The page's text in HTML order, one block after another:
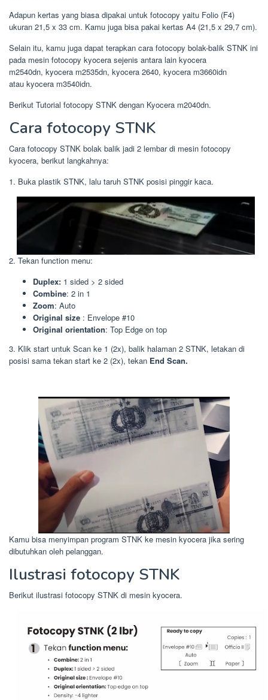
Adapun kertas yang biasa dipakai untuk fotocopy yaitu Folio (F4)
ukuran 21,5 x 33 cm. Kamu juga bisa pakai kertas A4 (21,5 x 29,7 cm).
Selain itu, kamu juga dapat terapkan cara fotocopy bolak-balik STNK ini
pada mesin fotocopy kyocera sejenis antara lain kyocera
m2540dn, kyocera m2535dn, kyocera 2640, kyocera m3660idn
atau kyocera m3540idn.
Berikut Tutorial fotocopy STNK dengan Kyocera m2040dn.
Cara fotocopy STNK
Cara fotocopy STNK bolak balik jadi 2 lembar di mesin fotocopy
kyocera, berikut langkahnya:
1. Buka plastik STNK, lalu taruh STNK posisi pinggir kaca.
2. Tekan function menu:
Duplex: 1 sided > 2 sided
Combine: 2 in 1
Zoom: Auto
Original size : Envelope #10
Original orientation: Top Edge on top
3. Klik start untuk Scan ke 1 (2x), balik halaman 2 STNK, letakan di
posisi sama tekan start ke 2 (2x), tekan End Scan.
Kamu bisa menyimpan program STNK ke mesin kyocera jika sering
dibutuhkan oleh pelanggan.
Ilustrasi fotocopy STNK
Berikut ilustrasi fotocopy STNK di mesin kyocera.